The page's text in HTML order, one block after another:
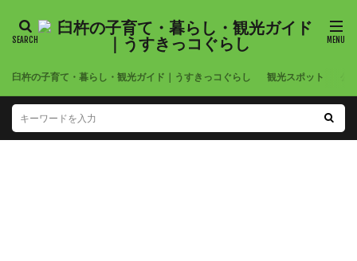
臼杵の子育て・暮らし・観光ガイド｜うすきっコぐらし 観光スポット